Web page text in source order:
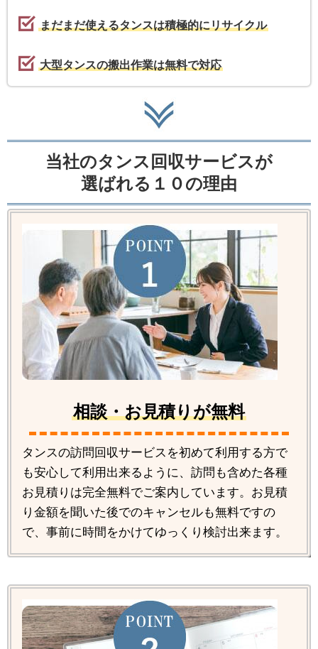
まだまだ使えるタンスは積極的にリサイクル
大型タンスの搬出作業は無料で対応
当社のタンス回収サービスが
選ばれる１０の理由
相談・お見積りが無料
タンスの訪問回収サービスを初めて利用する方で
も安心して利用出来るように、訪問も含めた各種
お見積りは完全無料でご案内しています。お見積
り金額を聞いた後でのキャンセルも無料ですの
で、事前に時間をかけてゆっくり検討出来ます。